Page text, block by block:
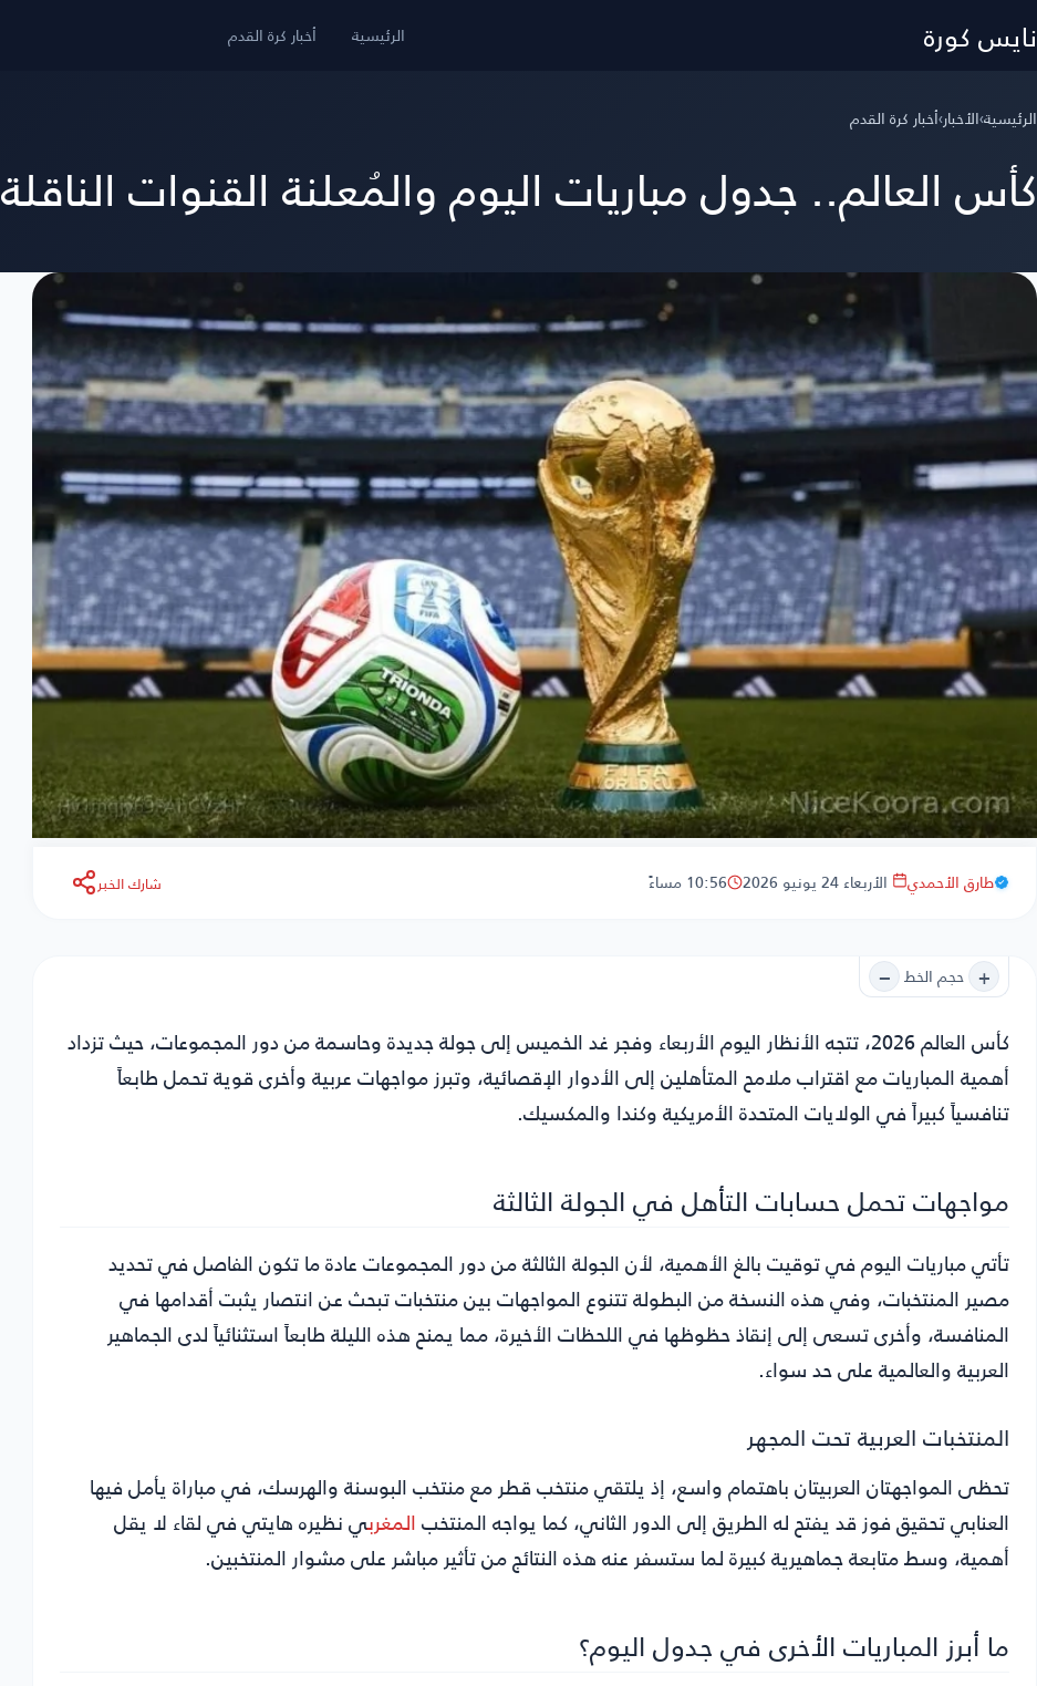
نايس كورة الرئيسية أخبار كرة القدم
الرئيسية›الأخبار›أخبار كرة القدم
كأس العالم.. جدول مباريات اليوم والمُعلنة القنوات الناقلة
طارق الأحمدي الأربعاء 24 يونيو 2026 10:56 مساءً شارك الخبر
+ حجم الخط −
كأس العالم 2026
، تتجه الأنظار اليوم الأربعاء وفجر غد الخميس إلى جولة جديدة وحاسمة من دور المجموعات، حيث تزداد
أهمية المباريات مع اقتراب ملامح المتأهلين إلى الأدوار الإقصائية، وتبرز مواجهات عربية وأخرى قوية تحمل طابعاً
تنافسياً كبيراً في الولايات المتحدة الأمريكية وكندا والمكسيك.
مواجهات تحمل حسابات التأهل في الجولة الثالثة
تأتي مباريات اليوم في توقيت بالغ الأهمية، لأن الجولة الثالثة من دور المجموعات عادة ما تكون الفاصل في تحديد
مصير المنتخبات، وفي هذه النسخة من البطولة تتنوع المواجهات بين منتخبات تبحث عن انتصار يثبت أقدامها في
المنافسة، وأخرى تسعى إلى إنقاذ حظوظها في اللحظات الأخيرة، مما يمنح هذه الليلة طابعاً استثنائياً لدى الجماهير
العربية والعالمية على حد سواء.
المنتخبات العربية تحت المجهر
تحظى المواجهتان العربيتان باهتمام واسع، إذ يلتقي منتخب قطر مع منتخب البوسنة والهرسك، في مباراة يأمل فيها
العنابي تحقيق فوز قد يفتح له الطريق إلى الدور الثاني، كما يواجه المنتخبالمغربي نظيره هايتي في لقاء لا يقل
أهمية، وسط متابعة جماهيرية كبيرة لما ستسفر عنه هذه النتائج من تأثير مباشر على مشوار المنتخبين.
ما أبرز المباريات الأخرى في جدول اليوم؟